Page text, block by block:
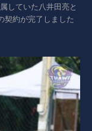
していた八井田亮と
契約が完了しました